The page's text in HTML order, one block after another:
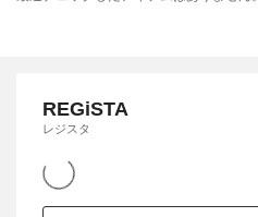
REGiSTA
レジスタ